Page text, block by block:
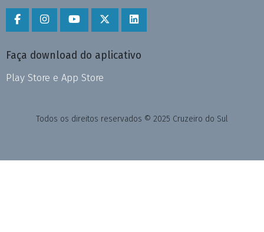
Faça download do aplicativo
Play Store e App Store
Todos os direitos reservados © 2025 Cruzeiro do Sul